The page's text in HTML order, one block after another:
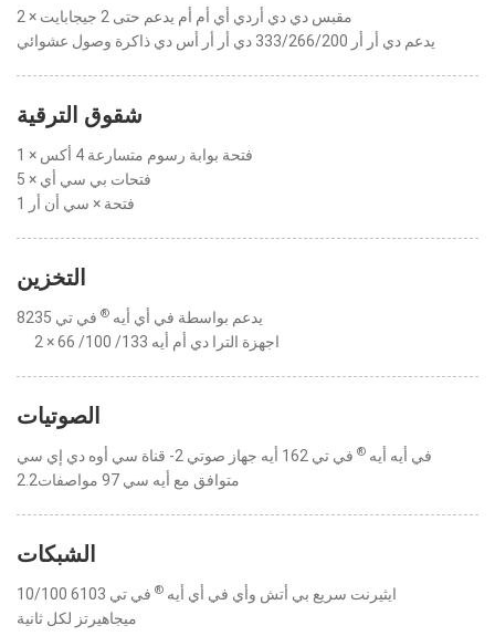
2 × مقبس دي دي أردي أي أم أم يدعم حتى 2 جيجابايت
يدعم دي أر أر 333/266/200 دي أر أر أس دي ذاكرة وصول عشوائي
شقوق الترقية
1 × فتحة بوابة رسوم متسارعة 4 أكس
5 × فتحات بي سي أي
1 فتحة × سي أن أر
التخزين
يدعم بواسطة في أي أيه ® في تي 8235
2 × اجهزة الترا دي أم أيه 133/ 100/ 66
الصوتيات
في أيه أيه ® في تي 162 أيه جهاز صوتي 2- قناة سي أوه دي إي سي
متوافق مع أيه سي 97 مواصفات2.2
الشبكات
ايثيرنت سريع بي أتش وأي في أي أيه ®
في تي 6103 10/100
ميجاهيرتز لكل ثانية